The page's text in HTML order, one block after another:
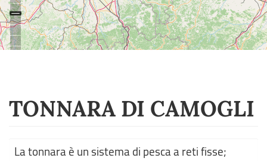
TONNARA DI CAMOGLI
La tonnara è un sistema di pesca a reti fisse;